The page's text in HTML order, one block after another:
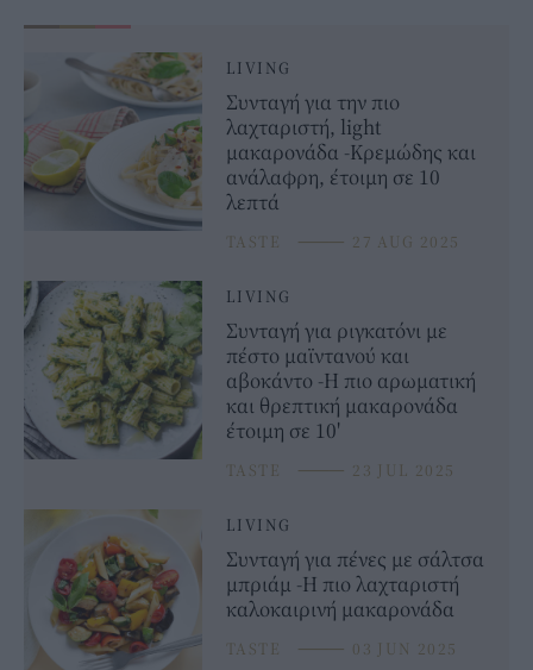
LIVING
Συνταγή για την πιο
λαχταριστή, light
μακαρονάδα -Κρεμώδης και
ανάλαφρη, έτοιμη σε 10
λεπτά
TASTE ⸻ 27 AUG 2025
LIVING
Συνταγή για ριγκατόνι με
πέστο μαϊντανού και
αβοκάντο -Η πιο αρωματική
και θρεπτική μακαρονάδα
έτοιμη σε 10'
TASTE ⸻ 23 JUL 2025
LIVING
Συνταγή για πένες με σάλτσα
μπριάμ -Η πιο λαχταριστή
καλοκαιρινή μακαρονάδα
TASTE ⸻ 03 JUN 2025